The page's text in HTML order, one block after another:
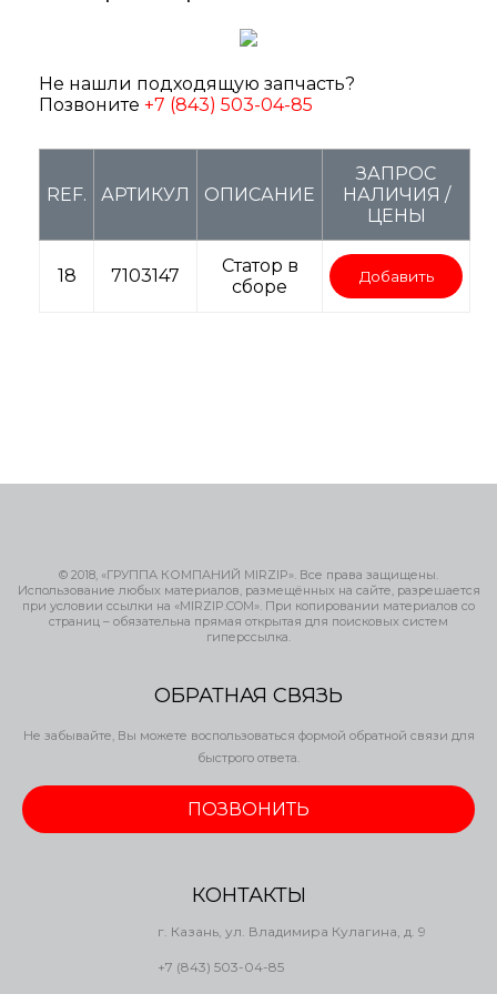
Не нашли подходящую запчасть?
Позвоните +7 (843) 503-04-85
REF. АРТИКУЛ ОПИСАНИЕ
ЗАПРОС
НАЛИЧИЯ /
ЦЕНЫ
18 7103147
Статор в
сборе
Добавить
© 2018, «ГРУППА КОМПАНИЙ MIRZIP». Все права защищены.
Использование любых материалов, размещённых на сайте, разрешается
при условии ссылки на «MIRZIP.COM». При копировании материалов со
страниц – обязательна прямая открытая для поисковых систем
гиперссылка.
ОБРАТНАЯ СВЯЗЬ
Не забывайте, Вы можете воспользоваться формой обратной связи для
быстрого ответа.
ПОЗВОНИТЬ
КОНТАКТЫ
г. Казань, ул. Владимира Кулагина, д. 9
+7 (843) 503-04-85